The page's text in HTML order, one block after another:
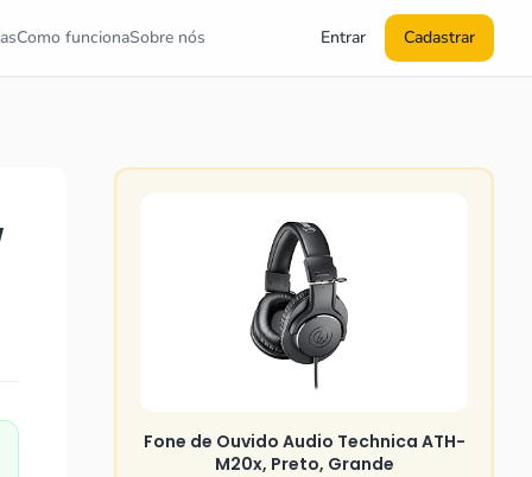
Como funcionaSobre nós Entrar Cadastrar
Fone de Ouvido Audio Technica ATH-
M20x, Preto, Grande